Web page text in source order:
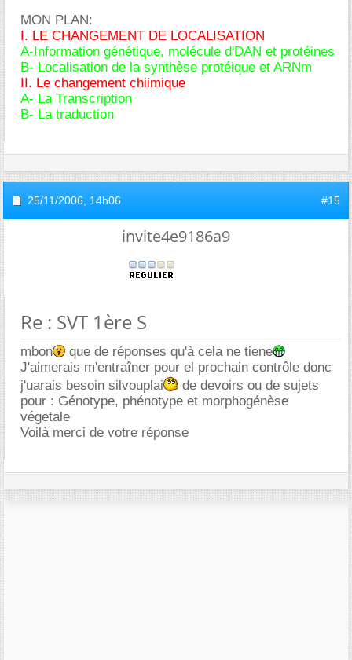
MON PLAN:
I. LE CHANGEMENT DE LOCALISATION
A-Information génétique, molécule d'DAN et protéines
B- Localisation de la synthèse protéique et ARNm
II. Le changement chiimique
A- La Transcription
B- La traduction
25/11/2006, 14h06 #15
invite4e9186a9
Re : SVT 1ère S
mbon
que de réponses qu'à cela ne tiene
J'aimerais m'entraîner pour el prochain contrôle donc
j'uarais besoin silvouplai
de devoirs ou de sujets
pour : Génotype, phénotype et morphogénèse
végetale
Voilà merci de votre réponse